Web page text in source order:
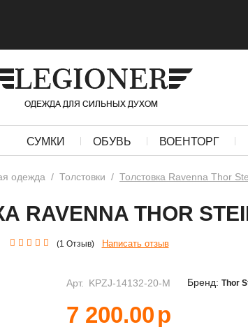
СУМКИ ОБУВЬ ВОЕНТОРГ
одежда / Толстовки / Толстовка Ravenna Thor
RAVENNA THOR
(1 Отзыв) Написать отзыв
Арт. KPZJ-14132-20-M Бренд: Thor
7 200.00р